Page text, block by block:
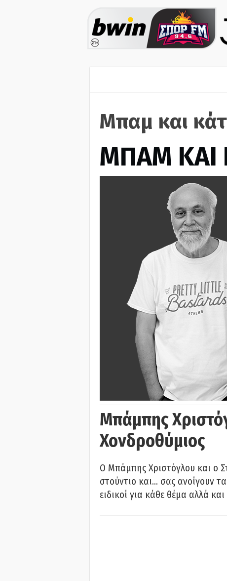
Μπαμ και
ΜΠΑΜ ΚΑΙ
Μπάμπης
Χονδροθύμιος
O Μπάμπης Χριστόγλου και ο
στούντιο και… σας ανοίγουν
ειδικοί για κάθε θέμα αλλά